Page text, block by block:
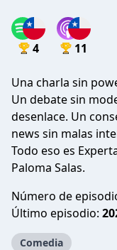
4 11
Una charla sin
Un debate sin
desenlace. Un
news sin malas
Todo eso es
Paloma Salas.
Número de
Último episodio:
Comedia